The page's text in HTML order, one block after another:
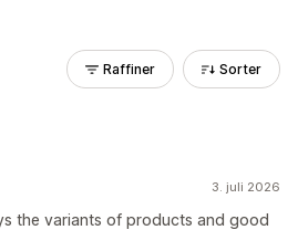
Raffiner Sorter
3. juli 2026
the variants of products and good